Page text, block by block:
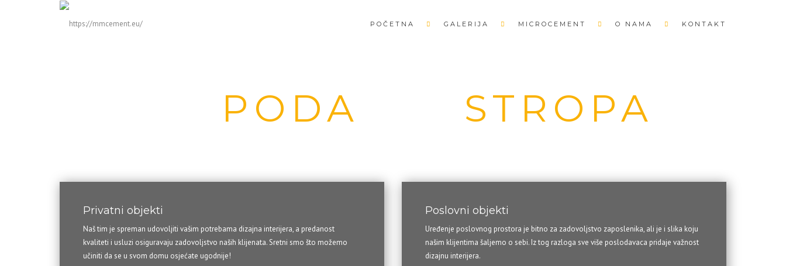
POČETNA GALERIJA MICROCEMENT O NAMA KONTAKT
PODA STROPA
Privatni objekti
Naš tim je spreman udovoljiti vašim potrebama dizajna interijera, a predanost
kvaliteti i usluzi osiguravaju zadovoljstvo naših klijenata. Sretni smo što možemo
učiniti da se u svom domu osjećate ugodnije!
Poslovni objekti
Uređenje poslovnog prostora je bitno za zadovoljstvo zaposlenika, ali je i slika koju
našim klijentima šaljemo o sebi. Iz tog razloga sve više poslodavaca pridaje važnost
dizajnu interijera.